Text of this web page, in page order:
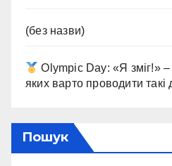
(без назви)
Olympic Day: «Я зміг!»
яких варто проводити такі
Пошук